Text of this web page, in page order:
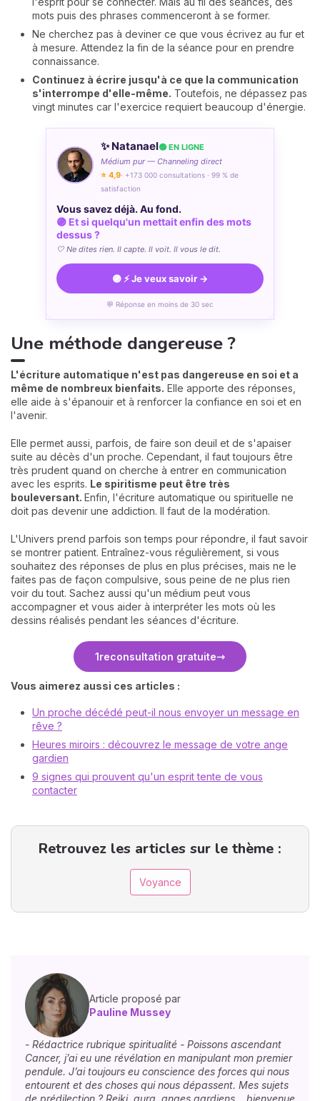
mots puis des phrases commenceront à se former.
Ne cherchez pas à deviner ce que vous écrivez au fur et
à mesure. Attendez la fin de la séance pour en prendre
connaissance.
Continuez à écrire jusqu'à ce que la communication
s'interrompe d'elle-même. Toutefois, ne dépassez pas
vingt minutes car l'exercice requiert beaucoup d'énergie.
✨ Natanael🟢 EN LIGNE
Médium pur — Channeling direct
⭐ 4,9· +173 000 consultations · 99 % de
satisfaction
Vous savez déjà. Au fond.
🟣 Et si quelqu'un mettait enfin des mots
dessus ?
🤍 Ne dites rien. Il capte. Il voit. Il vous le dit.
🟣 ⚡ Je veux savoir →
💬 Réponse en moins de 30 sec
Une méthode dangereuse ?
L'écriture automatique n'est pas dangereuse en soi et a
même de nombreux bienfaits. Elle apporte des réponses,
elle aide à s'épanouir et à renforcer la confiance en soi et en
l'avenir.
Elle permet aussi, parfois, de faire son deuil et de s'apaiser
suite au décès d'un proche. Cependant, il faut toujours être
très prudent quand on cherche à entrer en communication
avec les esprits. Le spiritisme peut être très
bouleversant. Enfin, l'écriture automatique ou spirituelle ne
doit pas devenir une addiction. Il faut de la modération.
L'Univers prend parfois son temps pour répondre, il faut savoir
se montrer patient. Entraînez-vous régulièrement, si vous
souhaitez des réponses de plus en plus précises, mais ne le
faites pas de façon compulsive, sous peine de ne plus rien
voir du tout. Sachez aussi qu'un médium peut vous
accompagner et vous aider à interpréter les mots où les
dessins réalisés pendant les séances d'écriture.
1reconsultation gratuite
Vous aimerez aussi ces articles :
Un proche décédé peut-il nous envoyer un message en
rêve ?
Heures miroirs : découvrez le message de votre ange
gardien
9 signes qui prouvent qu'un esprit tente de vous
contacter
Retrouvez les articles sur le thème :
Voyance
Article proposé par
Pauline Mussey
- Rédactrice rubrique spiritualité - Poissons ascendant
Cancer, j’ai eu une révélation en manipulant mon premier
pendule. J’ai toujours eu conscience des forces qui nous
entourent et des choses qui nous dépassent. Mes sujets
de prédilection ? Reiki, aura, anges gardiens… bienvenue